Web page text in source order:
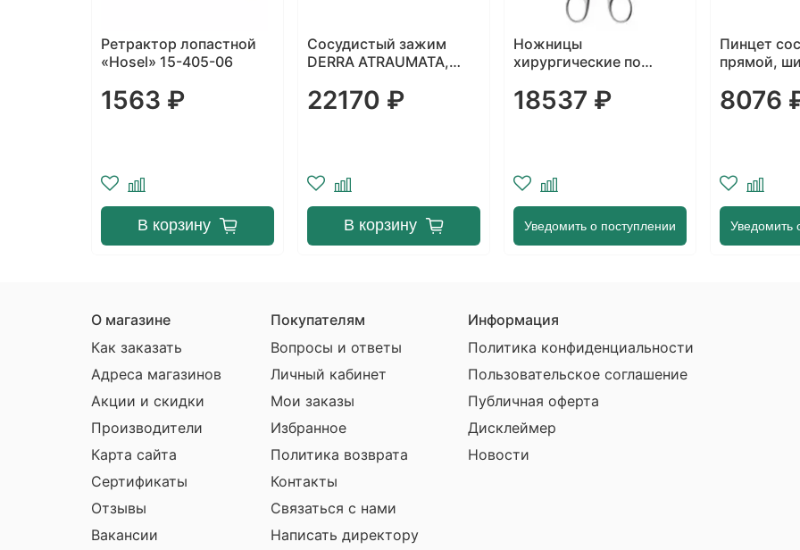
Ретрактор лопастной
«Hosel» 15-405-06
1563 ₽
В корзину
Сосудистый зажим
DERRA ATRAUMATA,
22170 ₽
В корзину
Ножницы
хирургические по
изогнутые, длина
165мм
18537 ₽
Уведомить о поступлении
Пинцет
прямой,
150 мм
8076
Уведомить
О магазине
Как заказать
Адреса магазинов
Акции и скидки
Производители
Карта сайта
Сертификаты
Отзывы
Вакансии
Покупателям
Вопросы и ответы
Личный кабинет
Мои заказы
Избранное
Политика возврата
Контакты
Связаться с нами
Написать директору
Информация
Политика конфиденциальности
Пользовательское соглашение
Публичная оферта
Дисклеймер
Новости